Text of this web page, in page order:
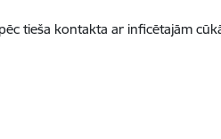
tieša kontakta ar inficētajām